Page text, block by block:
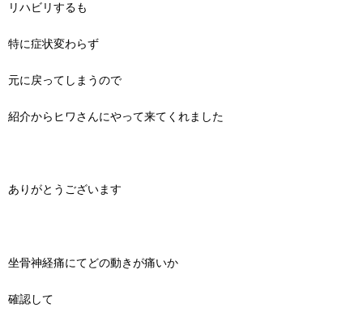
リハビリするも
特に症状変わらず
元に戻ってしまうので
紹介からヒワさんにやって来てくれました
ありがとうございます
坐骨神経痛にてどの動きが痛いか
確認して